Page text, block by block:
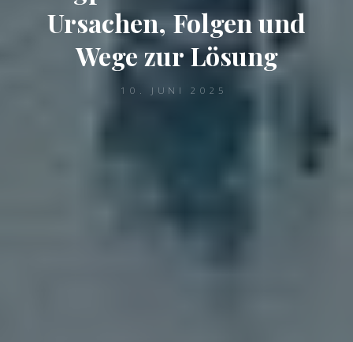
Ursachen, Folgen und
Wege zur Lösung
10. JUNI 2025